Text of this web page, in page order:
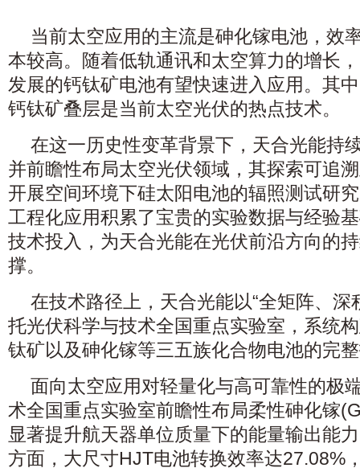
当前太空应用的主流是砷化镓电池，效
本较高。随着低轨通讯和太空算力的增长
发展的钙钛矿电池有望快速进入应用。其
钙钛矿叠层是当前太空光伏的热点技术。
在这一历史性变革背景下，天合光能持
并前瞻性布局太空光伏领域，其探索可追
开展空间环境下硅太阳电池的辐照测试研
工程化应用积累了宝贵的实验数据与经验
技术投入，为天合光能在光伏前沿方向的
撑。
在技术路径上，天合光能以“全矩阵、深
托光伏科学与技术全国重点实验室，系统
钛矿以及砷化镓等三五族化合物电池的完
面向太空应用对轻量化与高可靠性的极
术全国重点实验室前瞻性布局柔性砷化镓
显著提升航天器单位质量下的能量输出能
方面，大尺寸HJT电池转换效率达27.08%